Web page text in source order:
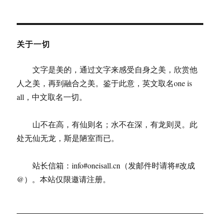
关于一切
文字是美的，通过文字来感受自身之美，欣赏他
人之美，再到融合之美。鉴于此意，英文取名one is
all，中文取名一切。
山不在高，有仙则名；水不在深，有龙则灵。此
处无仙无龙，斯是陋室而已。
站长信箱：info#oneisall.cn（发邮件时请将#改成
@）。本站仅限邀请注册。